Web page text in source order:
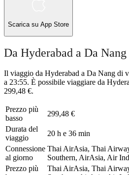
Scarica su App Store
Da Hyderabad a Da
Il viaggio da Hyderabad a Da Nang di
a 23:55. È possibile viaggiare da
299,48 €.
Prezzo più
basso
299,48 €
Durata del
viaggio
20 h e 36 min
Connessione
al giorno
Thai AirAsia, Thai
Southern, AirAsia, Air
Prezzo più
Thai AirAsia, Thai